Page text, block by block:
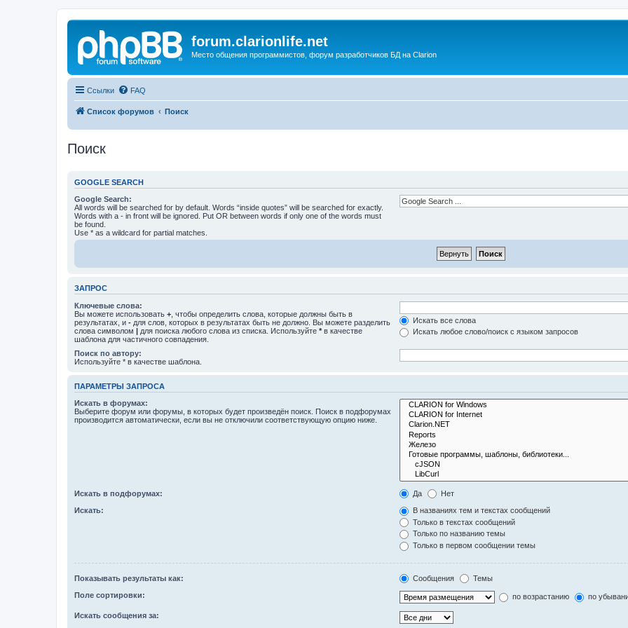
forum.clarionlife.net
Место общения программистов, форум разработчиков БД на Clarion
Ссылки FAQ
Список форумов Поиск
Поиск
GOOGLE SEARCH
Google Search:
All words will be searched for by default. Words “inside quotes” will be searched for exactly.
Words with a - in front will be ignored. Put OR between words if only one of the words must
be found.
Use * as a wildcard for partial matches.
ЗАПРОС
Ключевые слова:
Вы можете использовать + , чтобы определить слова, которые должны быть в
результатах, и - для слов, которых в результатах быть не должно. Вы можете разделить
слова символом | для поиска любого слова из списка. Используйте * в качестве
шаблона для частичного совпадения.
Искать все слова
Искать любое слово/поиск с языком запросов
Поиск по автору:
Используйте * в качестве шаблона.
ПАРАМЕТРЫ ЗАПРОСА
Искать в форумах:
Выберите форум или форумы, в которых будет произведён поиск. Поиск в подфорумах
производится автоматически, если вы не отключили соответствующую опцию ниже.
Искать в подфорумах: Да Нет
Искать:
В названиях тем и текстах сообщений
Только в текстах сообщений
Только по названию темы
Только в первом сообщении темы
Показывать результаты как: Сообщения Темы
Поле сортировки: по возрастанию по
Искать сообщения за: